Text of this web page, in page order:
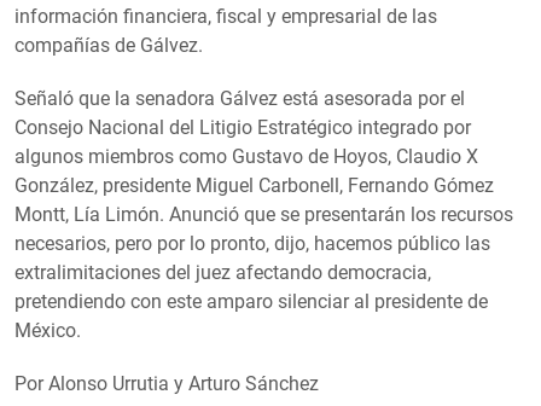
información financiera, fiscal y empresarial de las
compañías de Gálvez.
Señaló que la senadora Gálvez está asesorada por el
Consejo Nacional del Litigio Estratégico integrado por
algunos miembros como Gustavo de Hoyos, Claudio X
González, presidente Miguel Carbonell, Fernando Gómez
Montt, Lía Limón. Anunció que se presentarán los recursos
necesarios, pero por lo pronto, dijo, hacemos público las
extralimitaciones del juez afectando democracia,
pretendiendo con este amparo silenciar al presidente de
México.
Por Alonso Urrutia y Arturo Sánchez